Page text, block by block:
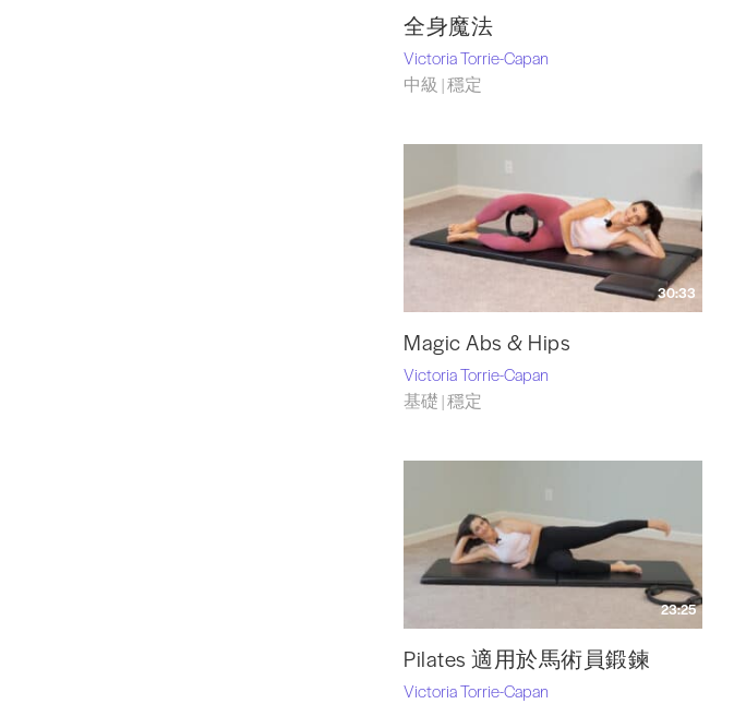
全身魔法
Victoria Torrie-Capan
中級 | 穩定
30:33
Magic Abs & Hips
Victoria Torrie-Capan
基礎 | 穩定
23:25
Pilates 適用於馬術員鍛鍊
Victoria Torrie-Capan